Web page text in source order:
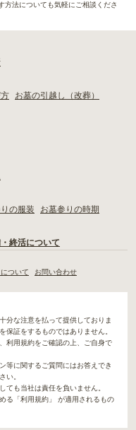
方法についても気軽にご相談くださ
お墓の引越し（改葬）
の服装
お墓参りの時期
終活について
ついて お問い合わせ
分な注意を払って提供しておりま
保証をするものではありません。
利用規約をご確認の上、ご自身で
等に関するご質問にはお答えでき
い。
ても当社は責任を負いません。
る「利用規約」 が適用されるもの